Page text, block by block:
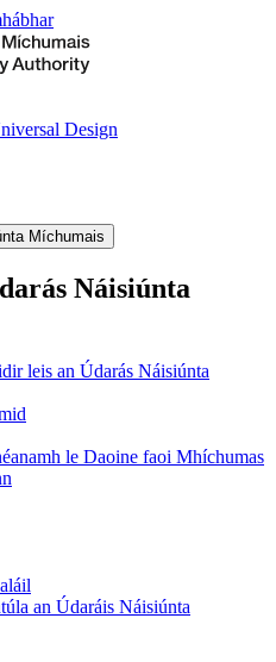
Design
Míchumais
Náisiúnta
leis an Údarás Náisiúnta
le Daoine faoi Mhíchumas
an Údaráis Náisiúnta